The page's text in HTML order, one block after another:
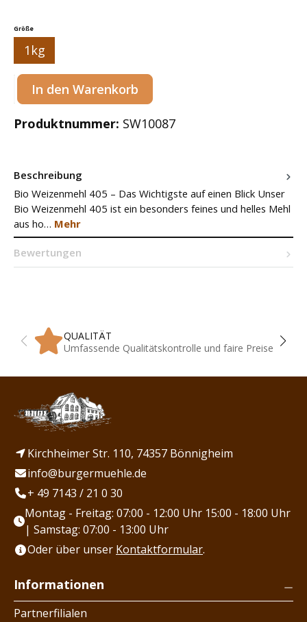
Größeauswählen
1kg
Produkt Anzahl: Gib den gewünschten Wert ein oder benutze die
In den Warenkorb
Produktnummer: SW10087
Beschreibung
Bio Weizenmehl 405 – Das Wichtigste auf einen Blick Unser
Bio Weizenmehl 405 ist ein besonders feines und helles Mehl
aus ho… Mehr
Bewertungen
QUALITÄT
Umfassende Qualitätskontrolle und faire Preise
Kirchheimer Str. 110, 74357 Bönnigheim
info@burgermuehle.de
+ 49 7143 / 21 0 30
Montag - Freitag: 07:00 - 12:00 Uhr 15:00 - 18:00 Uhr
| Samstag: 07:00 - 13:00 Uhr
Oder über unser Kontaktformular.
Informationen
Partnerfilialen